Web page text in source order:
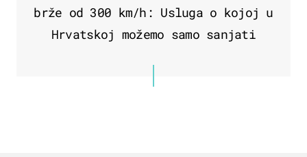
brže od 300 km/h: Usluga o kojoj u
Hrvatskoj možemo samo sanjati